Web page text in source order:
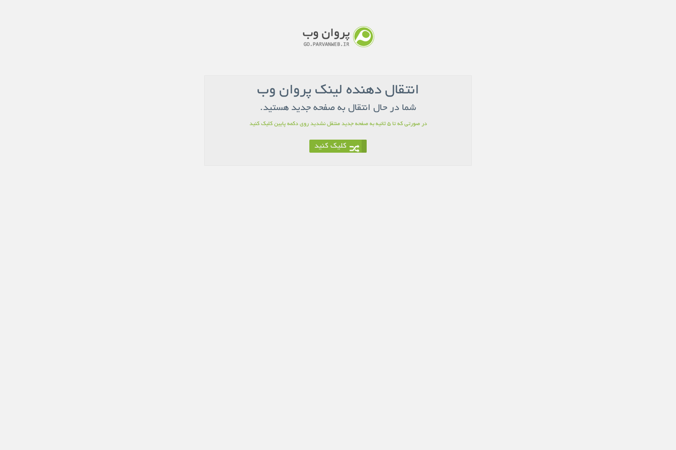
انتقال دهنده لینک پروان وب
شما در حال انتقال به صفحه جدید هستید.
در صورتی که تا 5 ثانیه به صفحه جدید منتقل نشدید روی دکمه پایین کلیک کنید
کلیک کنید